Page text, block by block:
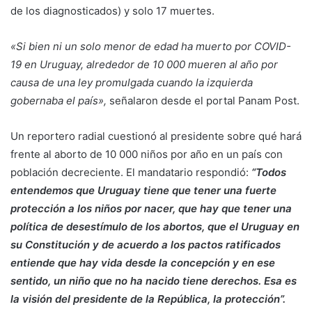
de los diagnosticados) y solo 17 muertes.
«Si bien ni un solo menor de edad ha muerto por COVID-
19 en Uruguay, alrededor de 10 000 mueren al año por
causa de una ley promulgada cuando la izquierda
gobernaba el país», señalaron desde el portal Panam Post.
Un reportero radial cuestionó al presidente sobre qué hará
frente al aborto de 10 000 niños por año en un país con
población decreciente. El mandatario respondió: “Todos
entendemos que Uruguay tiene que tener una fuerte
protección a los niños por nacer, que hay que tener una
política de desestímulo de los abortos, que el Uruguay en
su Constitución y de acuerdo a los pactos ratificados
entiende que hay vida desde la concepción y en ese
sentido, un niño que no ha nacido tiene derechos. Esa es
la visión del presidente de la República, la protección”.